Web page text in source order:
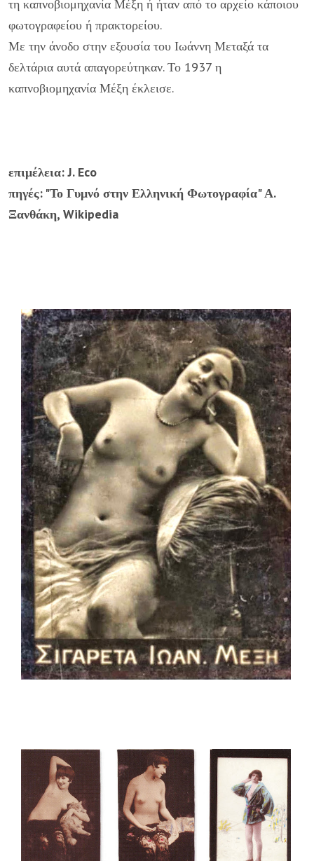
τη καπνοβιομηχανία Μέξη ή ήταν από το αρχείο κάποιου
φωτογραφείου ή πρακτορείου.
Με την άνοδο στην εξουσία του Ιωάννη Μεταξά τα
δελτάρια αυτά απαγορεύτηκαν. Το 1937 η
καπνοβιομηχανία Μέξη έκλεισε.
επιμέλεια: J. Eco
πηγές: "Το Γυμνό στην Ελληνική Φωτογραφία" Α.
Ξανθάκη, Wikipedia